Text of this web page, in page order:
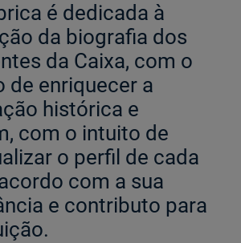
a Chave Móvel Digital
Particulares
Empresas
é dedicada à
da biografia dos
da Caixa, com o
de enriquecer a
histórica e
com o intuito de
o perfil de cada
com a sua
e contributo para